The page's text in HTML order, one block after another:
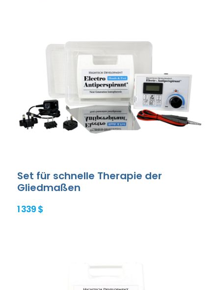
Set für schnelle Therapie der
Gliedmaßen
1 339 $